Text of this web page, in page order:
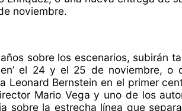
noviembre.
sobre los escenarios, subirán
el 24 y el 25 de noviembre, o
Bernstein en el primer
Mario Vega y uno de los
sobre la estrecha línea que